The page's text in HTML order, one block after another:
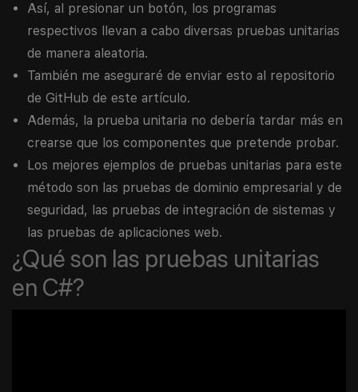
Así, al presionar un botón, los programas
respectivos llevan a cabo diversas pruebas unitarias
de manera aleatoria.
También me aseguraré de enviar esto al repositorio
de GitHub de este artículo.
Además, la prueba unitaria no debería tardar más en
crearse que los componentes que pretende probar.
Los mejores ejemplos de pruebas unitarias para este
método son las pruebas de dominio empresarial y de
seguridad, las pruebas de integración de sistemas y
las pruebas de aplicaciones web.
¿Qué son las pruebas unitarias
en C#?